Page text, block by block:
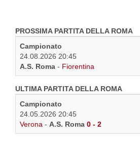
PROSSIMA PARTITA DELLA ROMA
Campionato
24.08.2026 20:45
A.S. Roma - Fiorentina
ULTIMA PARTITA DELLA ROMA
Campionato
24.05.2026 20:45
Verona - A.S. Roma 0 - 2